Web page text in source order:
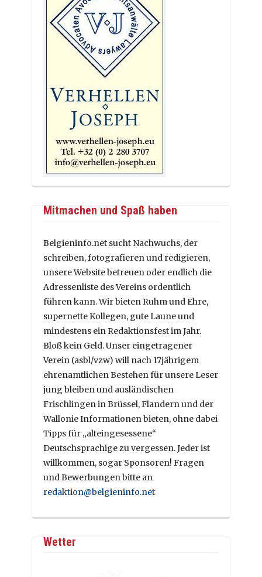
Mitmachen und Spaß haben
Belgieninfo.net sucht Nachwuchs, der
schreiben, fotografieren und redigieren,
unsere Website betreuen oder endlich die
Adressenliste des Vereins ordentlich
führen kann. Wir bieten Ruhm und Ehre,
supernette Kollegen, gute Laune und
mindestens ein Redaktionsfest im Jahr.
Bloß kein Geld. Unser eingetragener
Verein (asbl/vzw) will nach 17jährigem
ehrenamtlichen Bestehen für unsere Leser
jung bleiben und ausländischen
Frischlingen in Brüssel, Flandern und der
Wallonie Informationen bieten, ohne dabei
Tipps für „alteingesessene“
Deutschsprachige zu vergessen. Jeder ist
willkommen, sogar Sponsoren! Fragen
und Bewerbungen bitte an
redaktion@belgieninfo.net
Wetter